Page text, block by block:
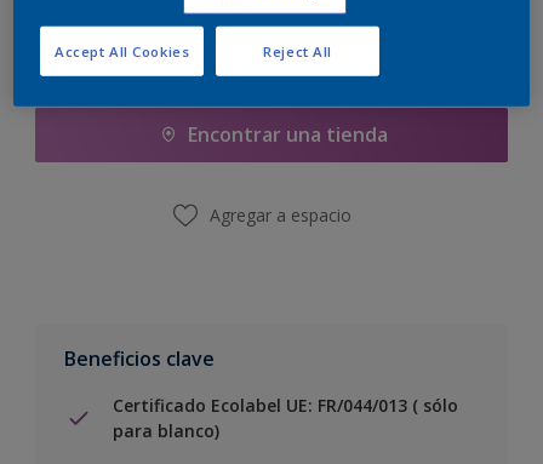
5 L
Agregar a la lista de deseos
Encontrar una tienda
Agregar a espacio
Beneficios clave
Certificado Ecolabel UE: FR/044/013 ( sólo
para blanco)
Reject All
Accept All Cookies